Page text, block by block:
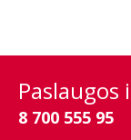
8 700 555 95